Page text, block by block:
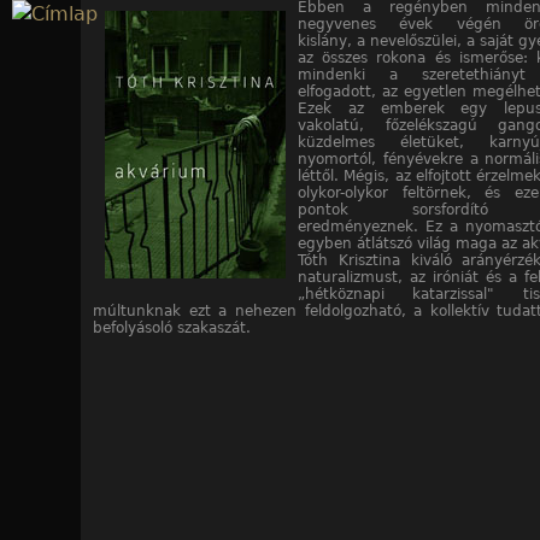
Jump to navigationEbben a regényben
negyvenes évek végén
kislány, a nevelőszülei, a saját
az összes rokona és ismerőse:
mindenki a
elfogadott, az egyetlen
Ezek az emberek egy
vakolatú, főzelékszagú
küzdelmes életüket,
nyomortól, fényévekre a
léttől. Mégis, az elfojtott
olykor-olykor feltörnek, és
pontok sorsfordító
eredményeznek. Ez a
egyben átlátszó világ maga az
Tóth Krisztina kiváló
naturalizmust, az iróniát és a
„hétköznapi katarzissal"
múltunknak ezt a nehezen feldolgozható, a kollektív
befolyásoló szakaszát.